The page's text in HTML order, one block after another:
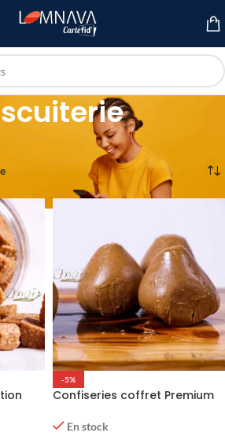
5 résultats affichés
-5%
Confiseries coffret Premium
En stock